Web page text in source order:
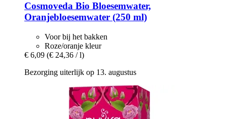
Cosmoveda Bio Bloesemwater,
Oranjebloesemwater (250 ml)
Voor bij het bakken
Roze/oranje kleur
€ 6,09 (€ 24,36 / l)
Bezorging uiterlijk op 13. augustus